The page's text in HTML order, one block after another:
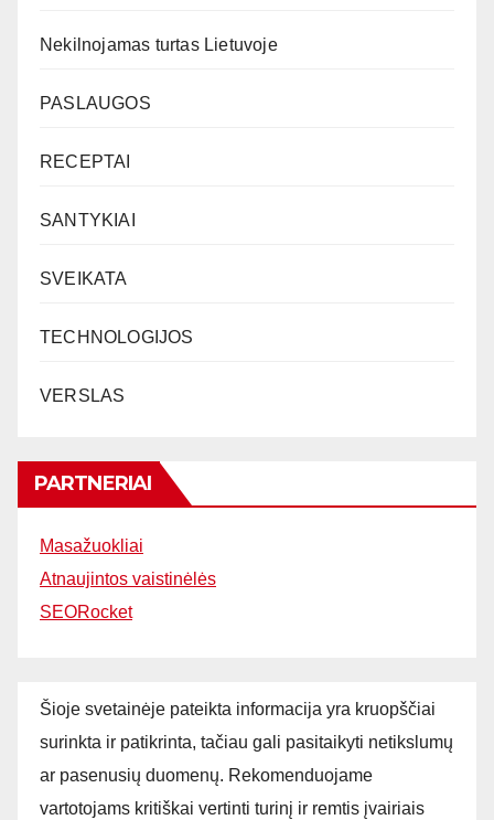
Nekilnojamas turtas Lietuvoje
PASLAUGOS
RECEPTAI
SANTYKIAI
SVEIKATA
TECHNOLOGIJOS
VERSLAS
PARTNERIAI
Masažuokliai
Atnaujintos vaistinėlės
SEORocket
Šioje svetainėje pateikta informacija yra kruopščiai
surinkta ir patikrinta, tačiau gali pasitaikyti netikslumų
ar pasenusių duomenų. Rekomenduojame
vartotojams kritiškai vertinti turinį ir remtis įvairiais